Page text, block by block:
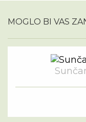
MOGLO BI VAS